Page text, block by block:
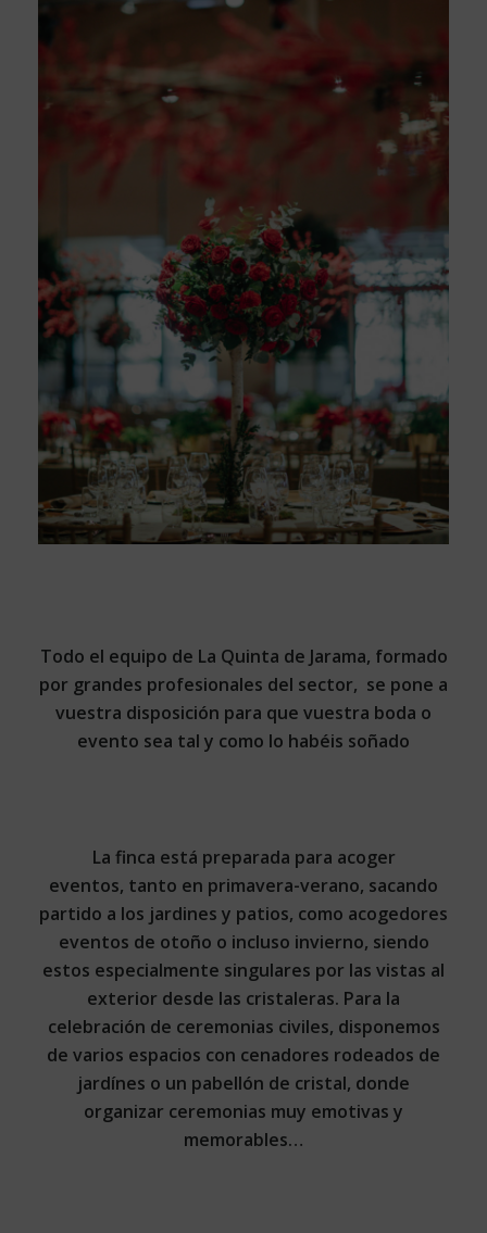
Todo el equipo de La Quinta de Jarama, formado
por grandes profesionales del sector, se pone a
vuestra disposición para que vuestra boda o
evento sea tal y como lo habéis soñado
La finca está preparada para acoger
eventos, tanto en primavera-verano, sacando
partido a los jardines y patios, como acogedores
eventos de otoño o incluso invierno, siendo
estos especialmente singulares por las vistas al
exterior desde las cristaleras. Para la
celebración de ceremonias civiles, disponemos
de varios espacios con cenadores rodeados de
jardínes o un pabellón de cristal, donde
organizar ceremonias muy emotivas y
memorables…